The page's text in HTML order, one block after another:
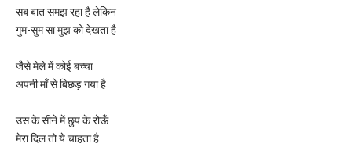
सब बात समझ रहा है लेकिन
गुम-सुम सा मुझ को देखता है
जैसे मेले में कोई बच्चा
अपनी माँ से बिछड़ गया है
उस के सीने में छुप के रोऊँ
मेरा दिल तो ये चाहता है